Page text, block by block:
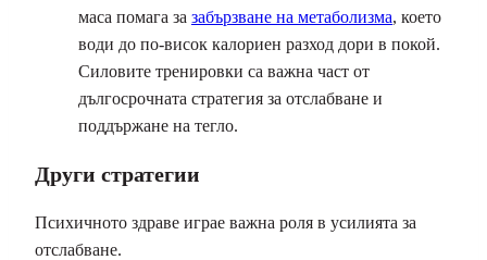
маса помага за забързване на метаболизма, което
води до по-висок калориен разход дори в покой.
Силовите тренировки са важна част от
дългосрочната стратегия за отслабване и
поддържане на тегло.
Други стратегии
Психичното здраве играе важна роля в усилията за
отслабване.